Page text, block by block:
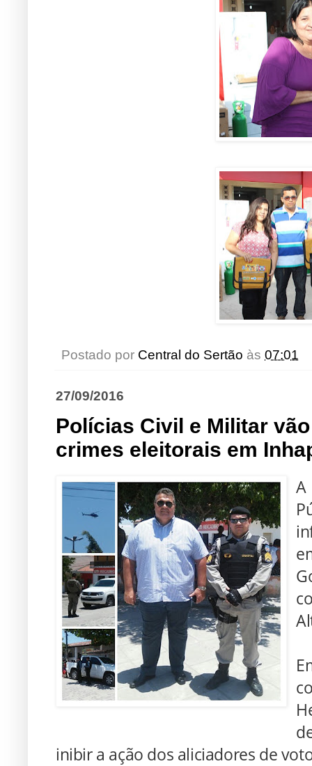
Postado por Central do Sertão às 07:01
27/09/2016
Polícias Civil e Militar
crimes eleitorais em
inibir a ação dos aliciadores de